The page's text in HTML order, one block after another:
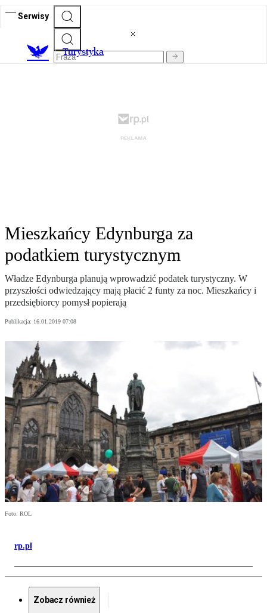
Serwisy
Turystyka
Mieszkańcy Edynburga za
podatkiem turystycznym
Władze Edynburga planują wprowadzić podatek turystyczny. W
przyszłości odwiedzający mają płacić 2 funty za noc. Mieszkańcy i
przedsiębiorcy pomysł popierają
Publikacja: 16.01.2019 07:08
Foto: ROL
rp.pl
Zobacz również